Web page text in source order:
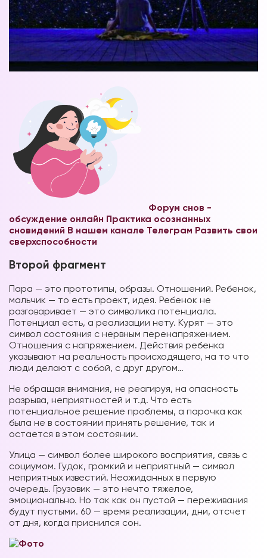
Форум снов -
обсуждение онлайн Практика осознанных
сновидений В нашем канале Телеграм Развить свои
сверхспособности
Второй фрагмент
Пара — это прототипы, образы. Отношений. Ребенок,
мальчик — то есть проект, идея. Ребенок не
разговаривает — это символика потенциала.
Потенциал есть, а реализации нету. Курят — это
символ состояния с нервным перенапряжением.
Отношения с напряжением. Действия ребенка
указывают на реальность происходящего, на то что
люди делают с собой, с друг другом…
Не обращая внимания, не реагируя, на опасность
разрыва, неприятностей и т.д. Что есть
потенциальное решение проблемы, а парочка как
была не в состоянии принять решение, так и
остается в этом состоянии.
Улица — символ более широкого восприятия, связь с
социумом. Гудок, громкий и неприятный — символ
неприятных известий. Неожиданных в первую
очередь. Грузовик — это нечто тяжелое,
эмоционально. Но так как он пустой — переживания
будут пустыми. 60 — время реализации, дни, отсчет
от дня, когда приснился сон.